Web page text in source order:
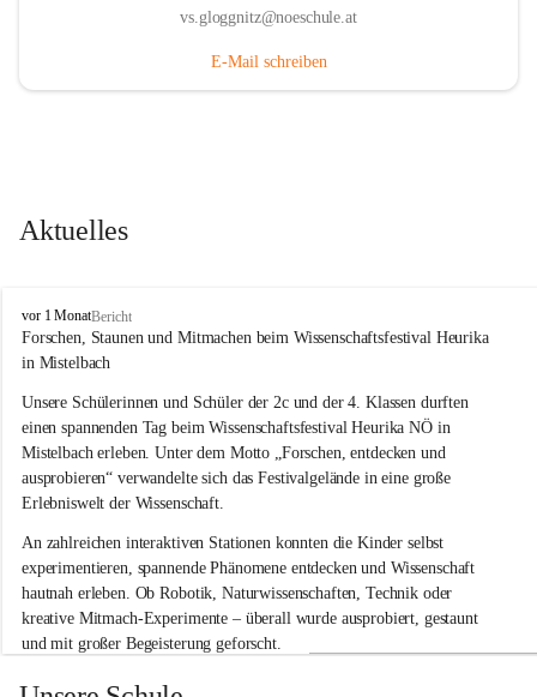
vs.gloggnitz@noeschule.at
E-Mail schreiben
Aktuelles
V
o
l
s
s
c
u
l
e
G
l
o
g
g
n
i
vor 1 MonatBericht
Forschen, Staunen und Mitmachen beim Wissenschaftsfestival Heurika
in Mistelbach
Unsere Schülerinnen und Schüler der 2c und der 4. Klassen durften
einen spannenden Tag beim Wissenschaftsfestival Heurika NÖ in
Mistelbach erleben. Unter dem Motto „Forschen, entdecken und
ausprobieren“ verwandelte sich das Festivalgelände in eine große
Erlebniswelt der Wissenschaft.
An zahlreichen interaktiven Stationen konnten die Kinder selbst
experimentieren, spannende Phänomene entdecken und Wissenschaft
hautnah erleben. Ob Robotik, Naturwissenschaften, Technik oder
kreative Mitmach-Experimente – überall wurde ausprobiert, gestaunt
und mit großer Begeisterung geforscht.
Besonders beeindruckend war, dass Wissenschaftlerinnen und